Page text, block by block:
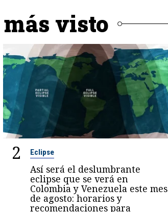
más visto
2 Eclipse
Así será el deslumbrante
eclipse que se verá en
Colombia y Venezuela este mes
de agosto: horarios y
recomendaciones para